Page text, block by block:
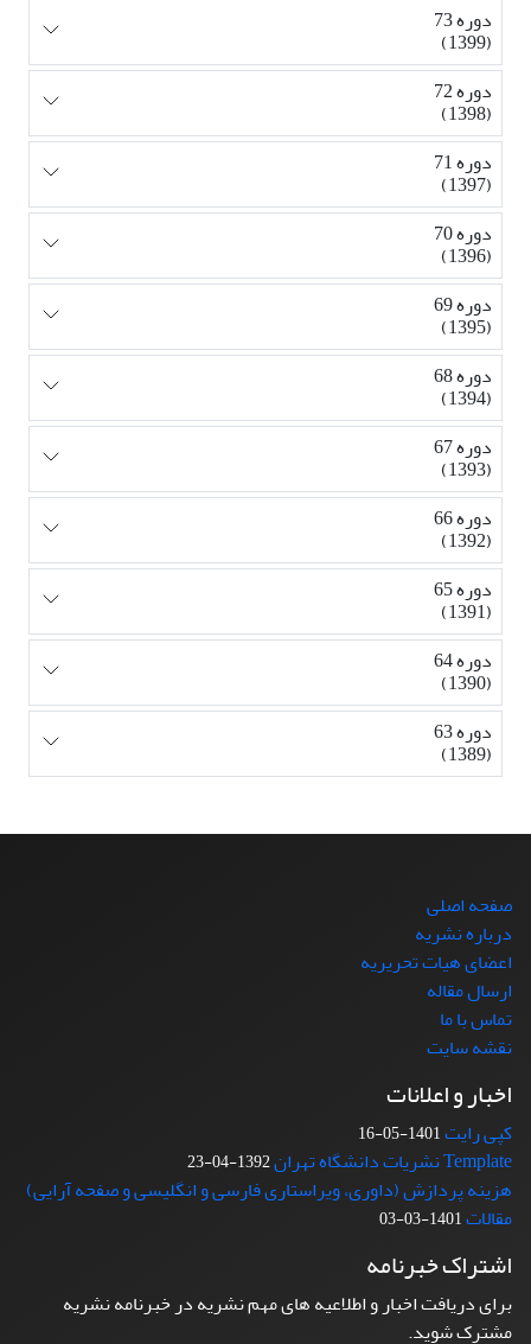
دوره 73
(1399)
دوره 72
(1398)
دوره 71
(1397)
دوره 70
(1396)
دوره 69
(1395)
دوره 68
(1394)
دوره 67
(1393)
دوره 66
(1392)
دوره 65
(1391)
دوره 64
(1390)
دوره 63
(1389)
صفحه اصلی
درباره نشریه
اعضای هیات تحریریه
ارسال مقاله
تماس با ما
نقشه سایت
اخبار و اعلانات
کپی رایت1401-05-16
Template نشریات دانشگاه تهران 1392-04-23
هزینه پردازش (داوری، ویراستاری فارسی و انگلیسی و صفحه آرایی)
مقالات1401-03-03
اشتراک خبرنامه
برای دریافت اخبار و اطلاعیه های مهم نشریه در خبرنامه نشریه
مشترک شوید.